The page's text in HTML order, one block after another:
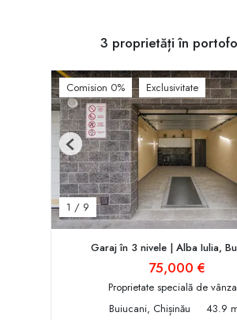
3 proprietăți în
Comision 0% Exclusivitate
1 / 9
Previous
Garaj în 3 nivele | Alba Iulia,
75,000 €
Proprietate specială de
Buiucani, Chișinău
43.9